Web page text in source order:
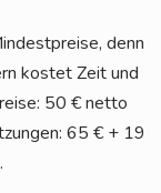
denn
kos­tet Zeit und
50 € net­to
65 € + 19